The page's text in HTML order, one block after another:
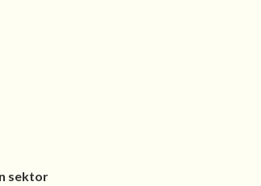
sektor